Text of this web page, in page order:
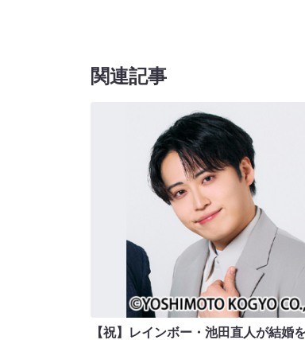
関連記事
【祝】レインボー・池田直人が結婚